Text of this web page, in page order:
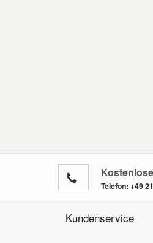
Telefon: +49
Kundenservice